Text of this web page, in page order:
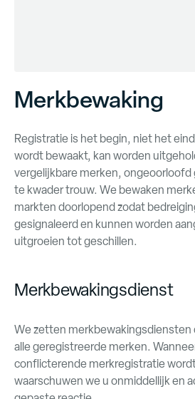
Merkbewaking
Registratie is het begin, niet het
wordt bewaakt, kan worden
vergelijkbare merken, ongeoorloofd
te kwader trouw. We bewaken
markten doorlopend zodat
gesignaleerd en kunnen worden
uitgroeien tot geschillen.
Merkbewakingsdienst
We zetten merkbewakingsdiensten
alle geregistreerde merken.
conflicterende merkregistratie
waarschuwen we u onmiddellijk en